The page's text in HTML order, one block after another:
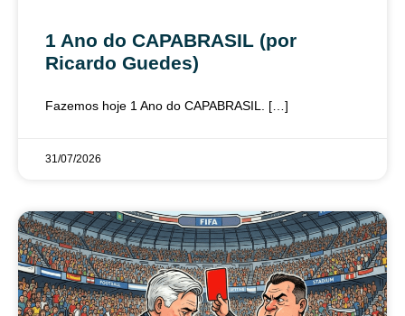
1 Ano do CAPABRASIL (por
Ricardo Guedes)
Fazemos hoje 1 Ano do CAPABRASIL. […]
31/07/2026